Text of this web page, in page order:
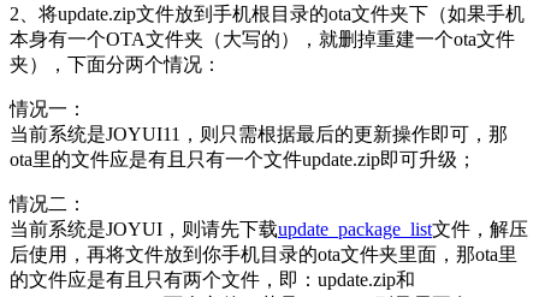
2、将update.zip文件放到手机根目录的ota文件夹下（如果手机
本身有一个OTA文件夹（大写的），就删掉重建一个ota文件
夹），下面分两个情况：
情况一：
当前系统是JOYUI11，则只需根据最后的更新操作即可，那
ota里的文件应是有且只有一个文件update.zip即可升级；
情况二：
当前系统是JOYUI，则请先下载update_package_list文件，解压
后使用，再将文件放到你手机目录的ota文件夹里面，那ota里
的文件应是有且只有两个文件，即：update.zip和